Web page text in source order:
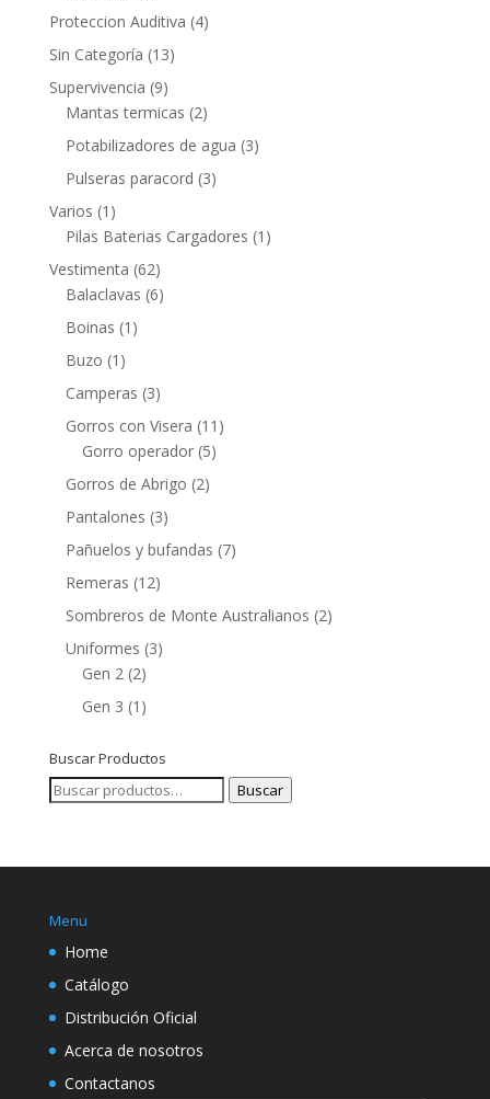
Proteccion Auditiva (4)
Sin Categoría (13)
Supervivencia (9)
Mantas termicas (2)
Potabilizadores de agua (3)
Pulseras paracord (3)
Varios (1)
Pilas Baterias Cargadores (1)
Vestimenta (62)
Balaclavas (6)
Boinas (1)
Buzo (1)
Camperas (3)
Gorros con Visera (11)
Gorro operador (5)
Gorros de Abrigo (2)
Pantalones (3)
Pañuelos y bufandas (7)
Remeras (12)
Sombreros de Monte Australianos (2)
Uniformes (3)
Gen 2 (2)
Gen 3 (1)
Buscar Productos
Buscar
Buscar
Menu
Home
Catálogo
Distribución Oficial
Acerca de nosotros
Contactanos